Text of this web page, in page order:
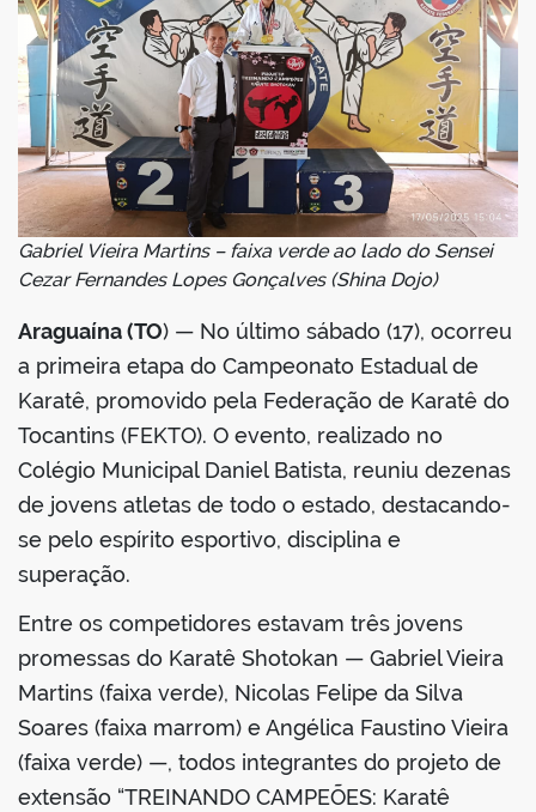
Gabriel Vieira Martins – faixa verde ao lado do Sensei
Cezar Fernandes Lopes Gonçalves (Shina Dojo)
Araguaína (TO) — No último sábado (17), ocorreu
a primeira etapa do Campeonato Estadual de
Karatê, promovido pela Federação de Karatê do
Tocantins (FEKTO). O evento, realizado no
Colégio Municipal Daniel Batista, reuniu dezenas
de jovens atletas de todo o estado, destacando-
se pelo espírito esportivo, disciplina e
superação.
Entre os competidores estavam três jovens
promessas do Karatê Shotokan — Gabriel Vieira
Martins (faixa verde), Nicolas Felipe da Silva
Soares (faixa marrom) e Angélica Faustino Vieira
(faixa verde) —, todos integrantes do projeto de
extensão “TREINANDO CAMPEÕES: Karatê